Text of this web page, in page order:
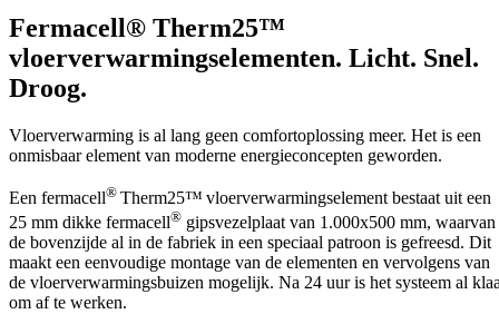
Fermacell® Therm25™
vloerverwarmingselementen. Licht. Snel.
Droog.
Vloerverwarming is al lang geen comfortoplossing meer. Het is een
onmisbaar element van moderne energieconcepten geworden.
Een fermacell® Therm25™ vloerverwarmingselement bestaat uit een
25 mm dikke fermacell® gipsvezelplaat van 1.000x500 mm, waarvan
de bovenzijde al in de fabriek in een speciaal patroon is gefreesd. Dit
maakt een eenvoudige montage van de elementen en vervolgens van
de vloerverwarmingsbuizen mogelijk. Na 24 uur is het systeem al
om af te werken.